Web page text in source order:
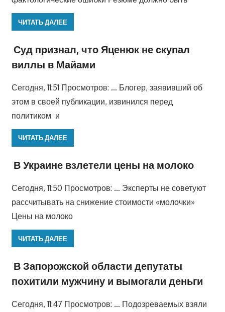
ЧИТАТЬ ДАЛЕЕ
Суд признал, что Яценюк не скупал
виллы в Майами
Сегодня, 11:51 Просмотров: … Блогер, заявивший об
этом в своей публикации, извинился перед
политиком и
ЧИТАТЬ ДАЛЕЕ
В Украине взлетели цены на молоко
Сегодня, 11:50 Просмотров: … Эксперты не советуют
рассчитывать на снижение стоимости «молочки»
Цены на молоко
ЧИТАТЬ ДАЛЕЕ
В Запорожской области депутаты
похитили мужчину и вымогали деньги
Сегодня, 11:47 Просмотров: … Подозреваемых взяли